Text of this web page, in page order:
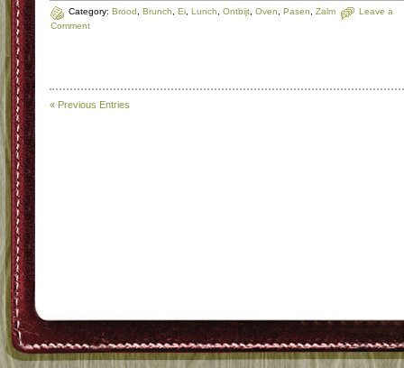
Category: Brood Brunch Ei Lunch Ontbijt Oven Pasen Zalm
Leave a
Comment
« Previous Entries